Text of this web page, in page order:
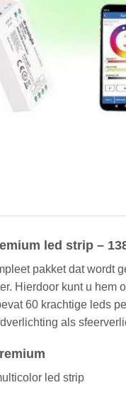
led strip –
pakket dat wordt
Hierdoor kunt u hem
60 krachtige leds
als
led strip